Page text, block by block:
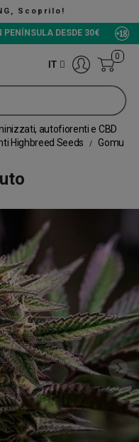
PENÍNSULA DESDE 30€
IT
0
autofiorenti e CBD
Highbreed Seeds
Gomu